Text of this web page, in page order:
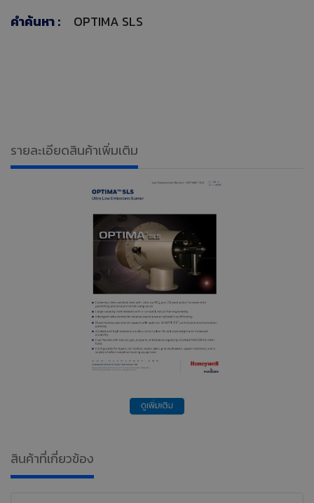
คำค้นหา : OPTIMA SLS
รายละเอียดสินค้าเพิ่มเติม
สินค้าที่เกี่ยวข้อง